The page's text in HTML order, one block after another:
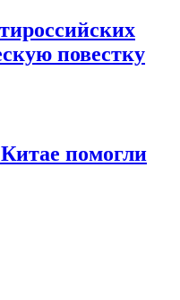
повестку
помогли